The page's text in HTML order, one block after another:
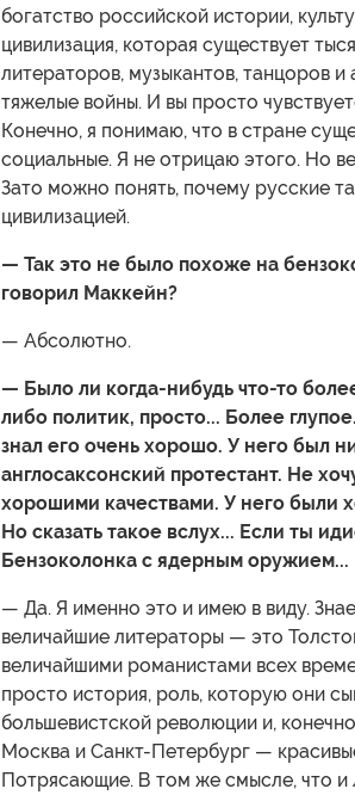
богатство российской истории,
цивилизация, которая существует
литераторов, музыкантов, танцоров
тяжелые войны. И вы просто
Конечно, я понимаю, что в стране
социальные. Я не отрицаю этого. Но
Зато можно понять, почему русские
цивилизацией.
— Так это не было похоже на
говорил Маккейн?
— Абсолютно.
— Было ли когда-нибудь что-то
либо политик, просто... Более
знал его очень хорошо. У него был
англосаксонский протестант. Не
хорошими качествами. У него были
Но сказать такое вслух... Если ты
Бензоколонка с ядерным оружием...
— Да. Я именно это и имею в виду.
величайшие литераторы — это
величайшими романистами всех
просто история, роль, которую они
большевистской революции и,
Москва и Санкт-Петербург —
Потрясающие. В том же смысле, что